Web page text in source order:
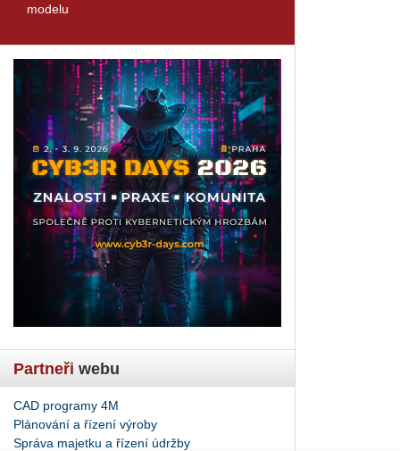
modelu
Partneři webu
CAD programy 4M
Plánování a řízení výroby
Správa majetku a řízení údržby